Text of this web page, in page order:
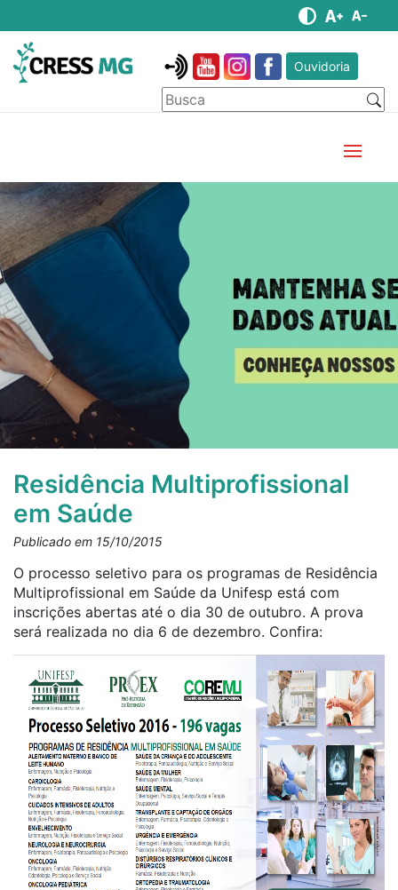
Ouvidoria
Residência Multiprofissional
em Saúde
Publicado em 15/10/2015
O processo seletivo para os programas de Residência
Multiprofissional em Saúde da Unifesp está com
inscrições abertas até o dia 30 de outubro. A prova
será realizada no dia 6 de dezembro. Confira: